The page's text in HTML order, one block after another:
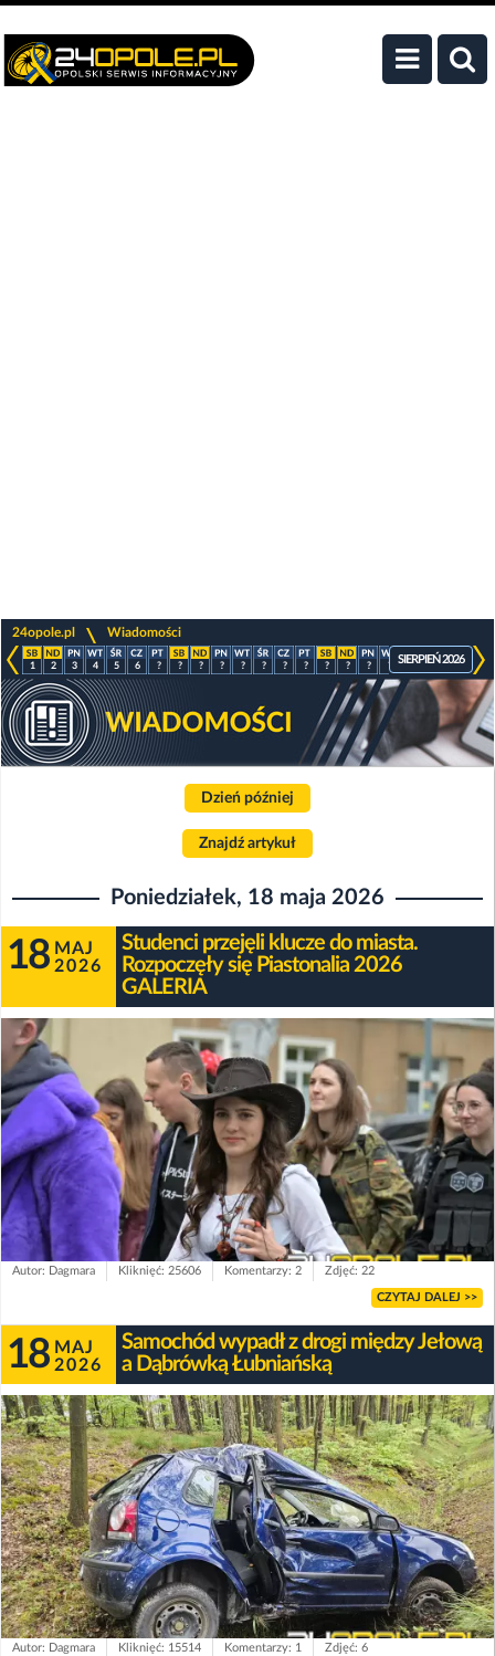
24opole.pl Wiadomości
1 2 3 4 5 6 ? ? ? ? ? ? ? ? ? ? ? ? ? ? ?
SIERPIEŃ 2026
Dzień później
Znajdź artykuł
Poniedziałek, 18 maja 2026
18 MAJ
2026
Studenci przejęli klucze do miasta.
Rozpoczęły się Piastonalia 2026
GALERIA
Autor: Dagmara Kliknięć: 25606 Komentarzy: 2 Zdjęć: 22
CZYTAJ DALEJ >>
18 MAJ
2026
Samochód wypadł z drogi między Jełową
a Dąbrówką Łubniańską
Autor: Dagmara Kliknięć: 15514 Komentarzy: 1 Zdjęć: 6